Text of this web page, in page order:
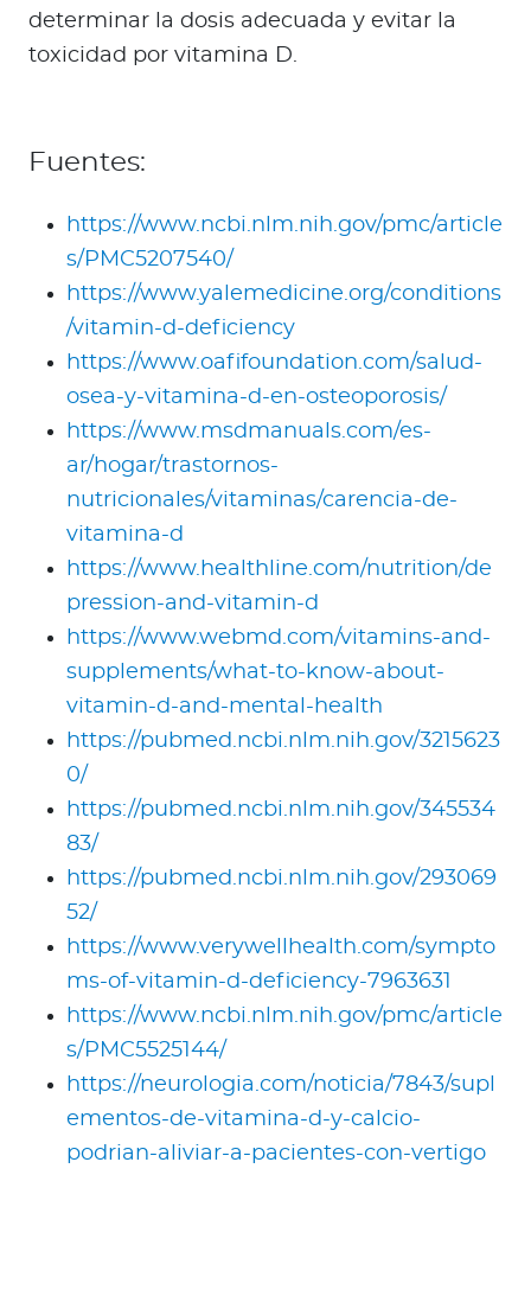
determinar la dosis adecuada y evitar la
toxicidad por vitamina D.
Fuentes:
https://www.ncbi.nlm.nih.gov/pmc/article
s/PMC5207540/
https://www.yalemedicine.org/conditions
/vitamin-d-deficiency
https://www.oafifoundation.com/salud-
osea-y-vitamina-d-en-osteoporosis/
https://www.msdmanuals.com/es-
ar/hogar/trastornos-
nutricionales/vitaminas/carencia-de-
vitamina-d
https://www.healthline.com/nutrition/de
pression-and-vitamin-d
https://www.webmd.com/vitamins-and-
supplements/what-to-know-about-
vitamin-d-and-mental-health
https://pubmed.ncbi.nlm.nih.gov/3215623
0/
https://pubmed.ncbi.nlm.nih.gov/345534
83/
https://pubmed.ncbi.nlm.nih.gov/293069
52/
https://www.verywellhealth.com/sympto
ms-of-vitamin-d-deficiency-7963631
https://www.ncbi.nlm.nih.gov/pmc/article
s/PMC5525144/
https://neurologia.com/noticia/7843/supl
ementos-de-vitamina-d-y-calcio-
podrian-aliviar-a-pacientes-con-vertigo